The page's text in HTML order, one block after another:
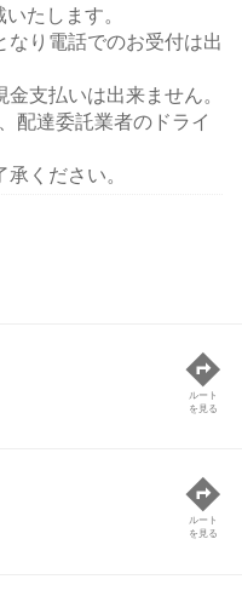
たします。
り電話でのお受付は出
支払いは出来ません。
配達委託業者のドライ
ください。
ルート
を見る
ルート
を見る